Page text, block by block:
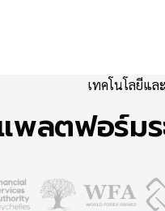
เทคโนโลยีแล
ลตฟอร์มร